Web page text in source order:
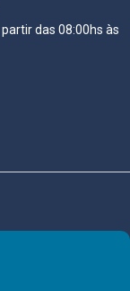
das 08:00hs às